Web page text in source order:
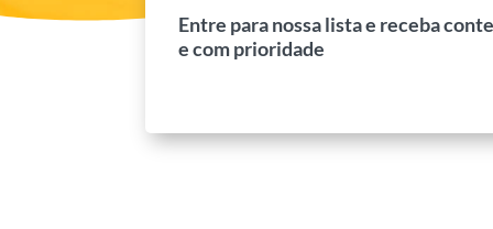
Entre para nossa lista e receba
e com prioridade